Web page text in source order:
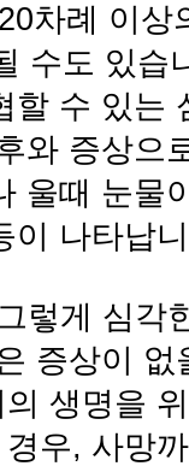
차례 이
수도 있습
할 수 있는
와 증상으
울때 눈물
이 나타납
렇게 심각
증상이
생명을
우, 사망